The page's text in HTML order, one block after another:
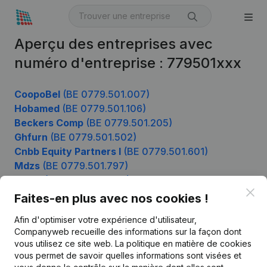
Aperçu des entreprises avec
numéro d'entreprise : 779501xxx
CoopoBel (BE 0779.501.007)
Hobamed (BE 0779.501.106)
Beckers Comp (BE 0779.501.205)
Ghfurn (BE 0779.501.502)
Cnbb Equity Partners I (BE 0779.501.601)
Mdzs (BE 0779.501.797)
Faites-en plus avec nos cookies !
Afin d'optimiser votre expérience d'utilisateur,
Companyweb recueille des informations sur la façon dont
vous utilisez ce site web. La politique en matière de cookies
vous permet de savoir quelles informations sont visées et
Produit
Informations d’entreprise